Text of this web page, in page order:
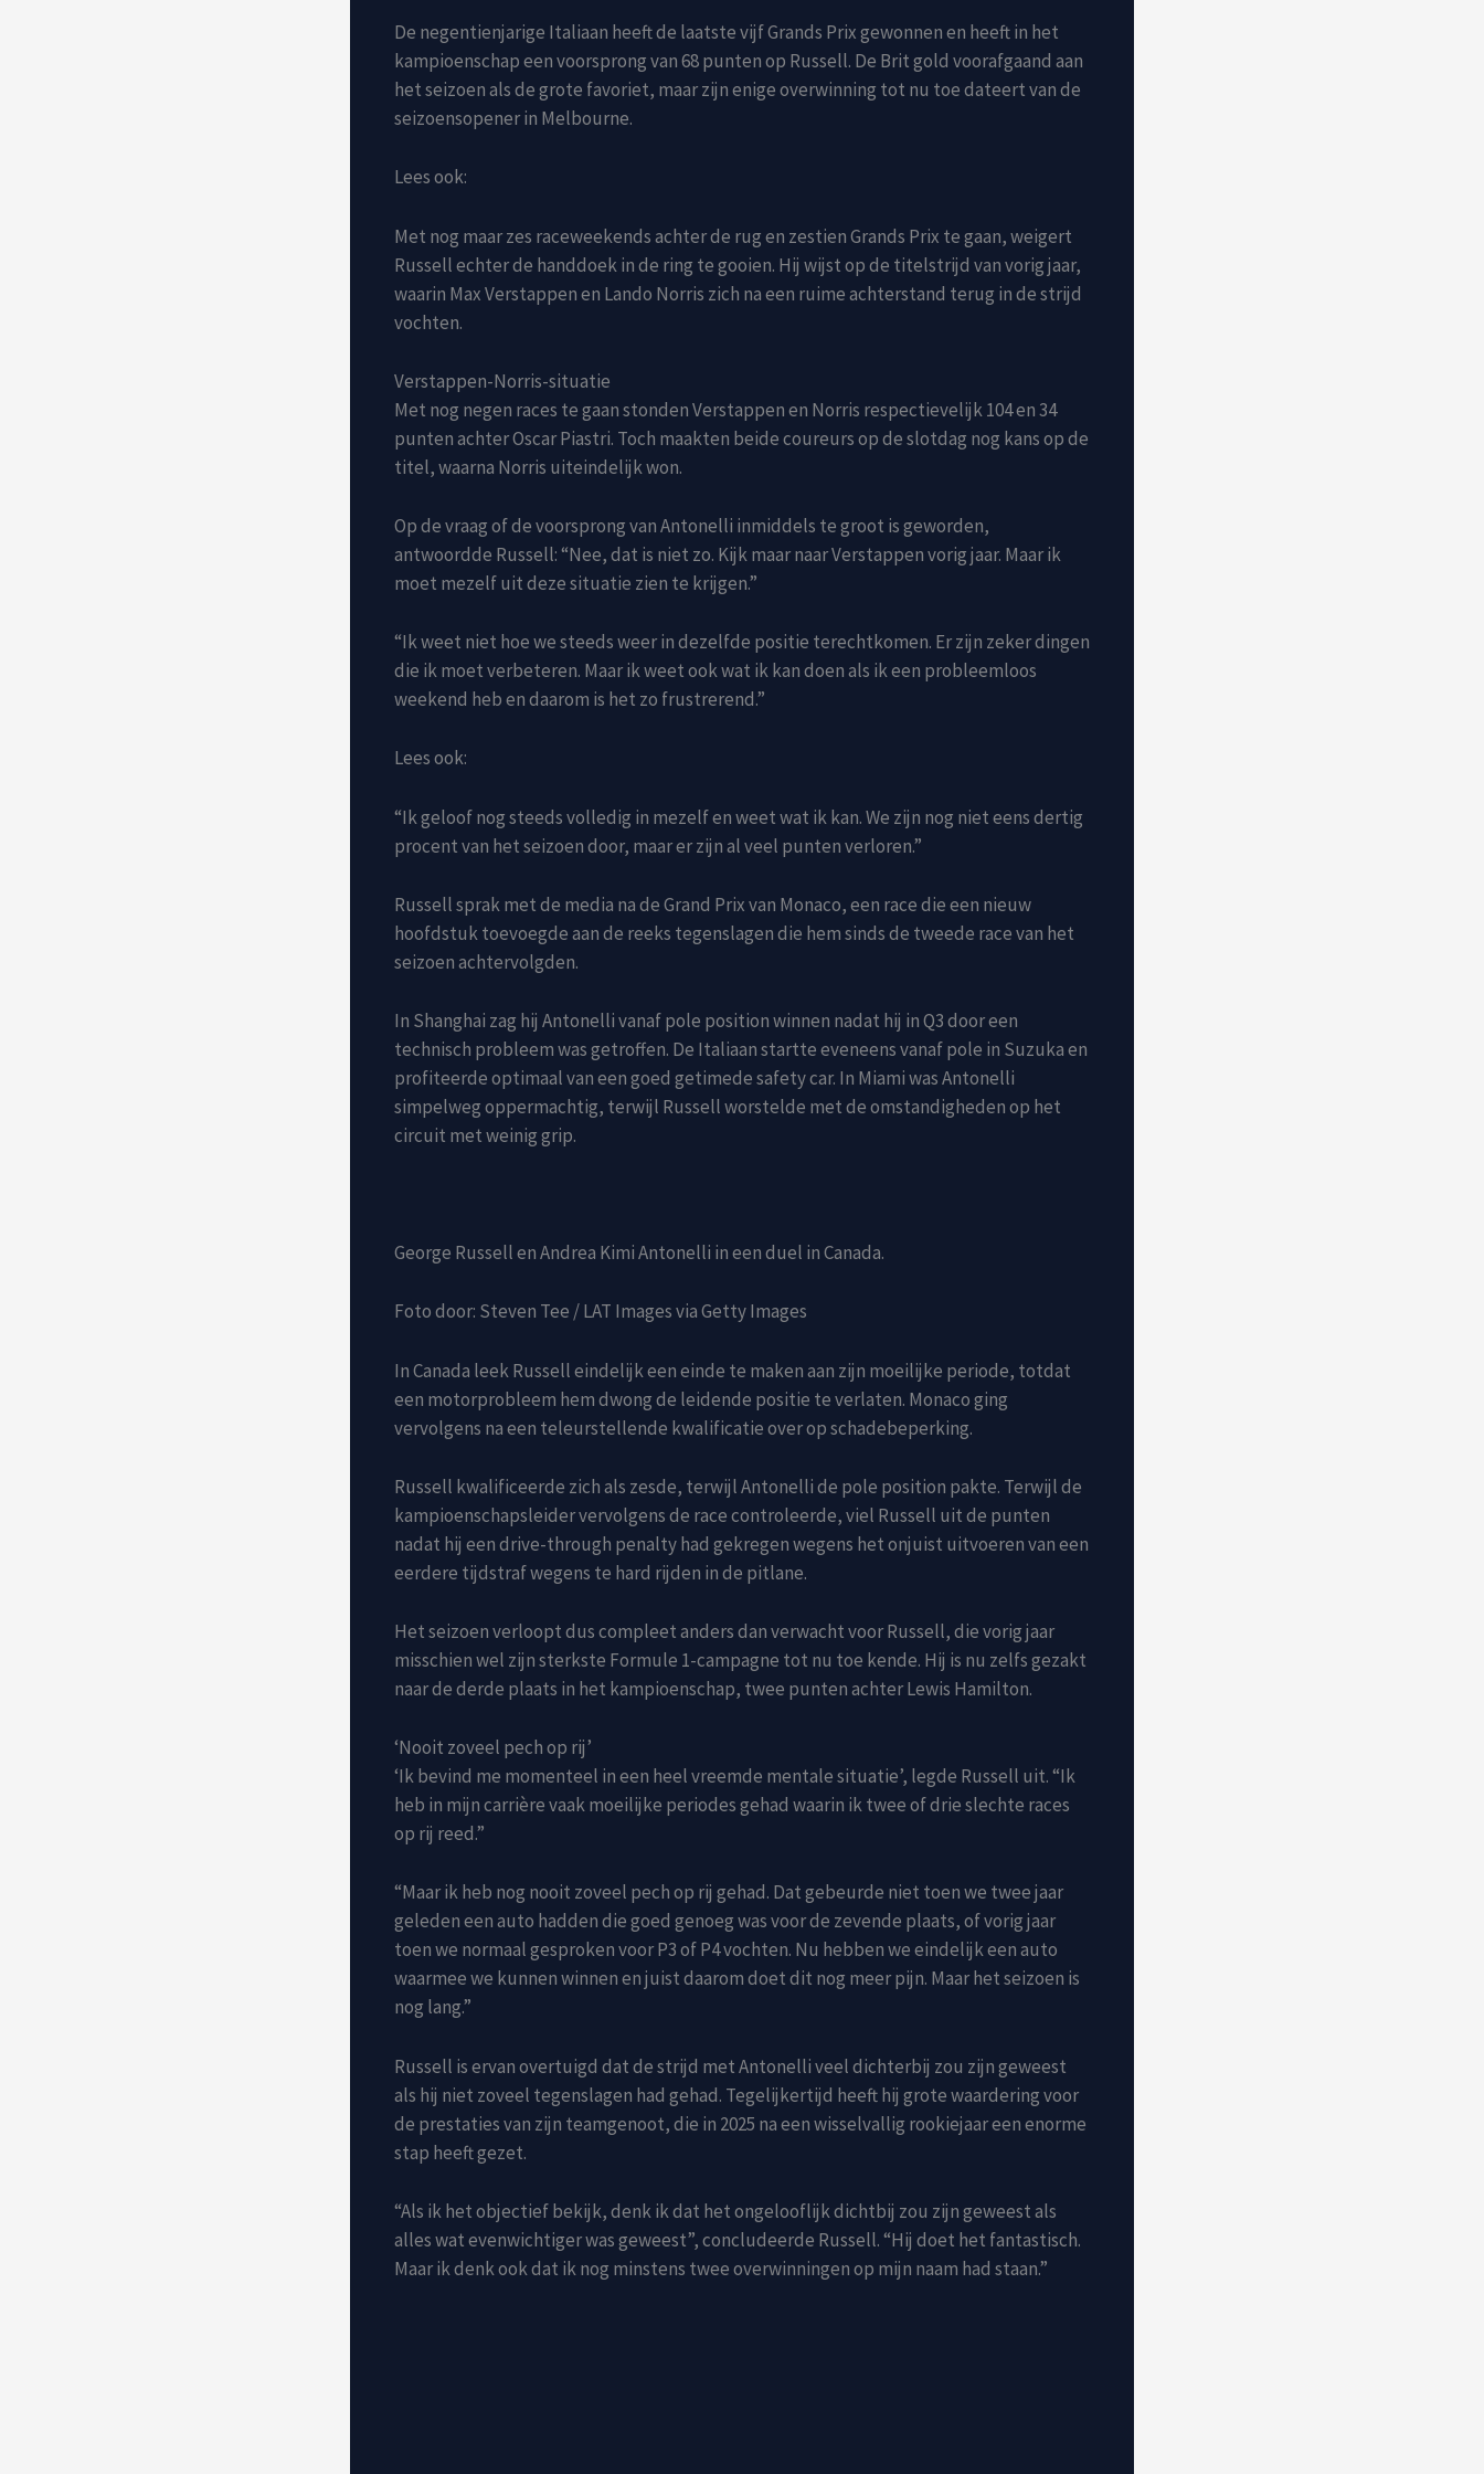
De negentienjarige Italiaan heeft de laatste vijf Grands Prix gewonnen en heeft in het
kampioenschap een voorsprong van 68 punten op Russell. De Brit gold voorafgaand aan
het seizoen als de grote favoriet, maar zijn enige overwinning tot nu toe dateert van de
seizoensopener in Melbourne.
Lees ook:
Met nog maar zes raceweekends achter de rug en zestien Grands Prix te gaan, weigert
Russell echter de handdoek in de ring te gooien. Hij wijst op de titelstrijd van vorig jaar,
waarin Max Verstappen en Lando Norris zich na een ruime achterstand terug in de strijd
vochten.
Verstappen-Norris-situatie
Met nog negen races te gaan stonden Verstappen en Norris respectievelijk 104 en 34
punten achter Oscar Piastri. Toch maakten beide coureurs op de slotdag nog kans op de
titel, waarna Norris uiteindelijk won.
Op de vraag of de voorsprong van Antonelli inmiddels te groot is geworden,
antwoordde Russell: “Nee, dat is niet zo. Kijk maar naar Verstappen vorig jaar. Maar ik
moet mezelf uit deze situatie zien te krijgen.”
“Ik weet niet hoe we steeds weer in dezelfde positie terechtkomen. Er zijn zeker dingen
die ik moet verbeteren. Maar ik weet ook wat ik kan doen als ik een probleemloos
weekend heb en daarom is het zo frustrerend.”
Lees ook:
“Ik geloof nog steeds volledig in mezelf en weet wat ik kan. We zijn nog niet eens dertig
procent van het seizoen door, maar er zijn al veel punten verloren.”
Russell sprak met de media na de Grand Prix van Monaco, een race die een nieuw
hoofdstuk toevoegde aan de reeks tegenslagen die hem sinds de tweede race van het
seizoen achtervolgden.
In Shanghai zag hij Antonelli vanaf pole position winnen nadat hij in Q3 door een
technisch probleem was getroffen. De Italiaan startte eveneens vanaf pole in Suzuka en
profiteerde optimaal van een goed getimede safety car. In Miami was Antonelli
simpelweg oppermachtig, terwijl Russell worstelde met de omstandigheden op het
circuit met weinig grip.
George Russell en Andrea Kimi Antonelli in een duel in Canada.
Foto door: Steven Tee / LAT Images via Getty Images
In Canada leek Russell eindelijk een einde te maken aan zijn moeilijke periode, totdat
een motorprobleem hem dwong de leidende positie te verlaten. Monaco ging
vervolgens na een teleurstellende kwalificatie over op schadebeperking.
Russell kwalificeerde zich als zesde, terwijl Antonelli de pole position pakte. Terwijl de
kampioenschapsleider vervolgens de race controleerde, viel Russell uit de punten
nadat hij een drive-through penalty had gekregen wegens het onjuist uitvoeren van een
eerdere tijdstraf wegens te hard rijden in de pitlane.
Het seizoen verloopt dus compleet anders dan verwacht voor Russell, die vorig jaar
misschien wel zijn sterkste Formule 1-campagne tot nu toe kende. Hij is nu zelfs gezakt
naar de derde plaats in het kampioenschap, twee punten achter Lewis Hamilton.
‘Nooit zoveel pech op rij’
‘Ik bevind me momenteel in een heel vreemde mentale situatie’, legde Russell uit. “Ik
heb in mijn carrière vaak moeilijke periodes gehad waarin ik twee of drie slechte races
op rij reed.”
“Maar ik heb nog nooit zoveel pech op rij gehad. Dat gebeurde niet toen we twee jaar
geleden een auto hadden die goed genoeg was voor de zevende plaats, of vorig jaar
toen we normaal gesproken voor P3 of P4 vochten. Nu hebben we eindelijk een auto
waarmee we kunnen winnen en juist daarom doet dit nog meer pijn. Maar het seizoen is
nog lang.”
Russell is ervan overtuigd dat de strijd met Antonelli veel dichterbij zou zijn geweest
als hij niet zoveel tegenslagen had gehad. Tegelijkertijd heeft hij grote waardering voor
de prestaties van zijn teamgenoot, die in 2025 na een wisselvallig rookiejaar een enorme
stap heeft gezet.
“Als ik het objectief bekijk, denk ik dat het ongelooflijk dichtbij zou zijn geweest als
alles wat evenwichtiger was geweest”, concludeerde Russell. “Hij doet het fantastisch.
Maar ik denk ook dat ik nog minstens twee overwinningen op mijn naam had staan.”